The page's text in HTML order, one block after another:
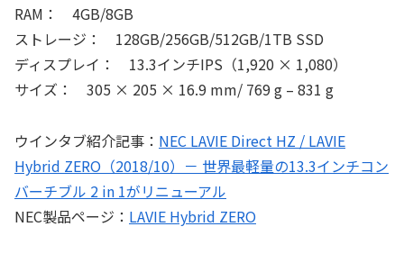
RAM： 4GB/8GB
ストレージ： 128GB/256GB/512GB/1TB SSD
ディスプレイ： 13.3インチIPS（1,920 × 1,080）
サイズ： 305 × 205 × 16.9 mm/ 769 g – 831 g
ウインタブ紹介記事： NEC LAVIE Direct HZ / LAVIE
Hybrid ZERO（2018/10）－ 世界最軽量の13.3インチコン
バーチブル 2 in 1がリニューアル
NEC製品ページ： LAVIE Hybrid ZERO